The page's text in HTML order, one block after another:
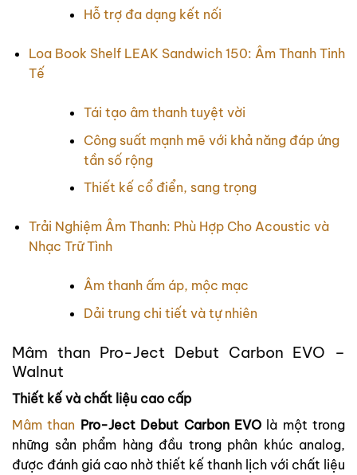
Hỗ trợ đa dạng kết nối
Loa Book Shelf LEAK Sandwich 150: Âm Thanh Tinh
Tế
Tái tạo âm thanh tuyệt vời
Công suất mạnh mẽ với khả năng đáp ứng
tần số rộng
Thiết kế cổ điển, sang trọng
Trải Nghiệm Âm Thanh: Phù Hợp Cho Acoustic và
Nhạc Trữ Tình
Âm thanh ấm áp, mộc mạc
Dải trung chi tiết và tự nhiên
Mâm than Pro-Ject Debut Carbon EVO –
Walnut
Thiết kế và chất liệu cao cấp
Mâm than Pro-Ject Debut Carbon EVOlà một trong
những sản phẩm hàng đầu trong phân khúc analog,
được đánh giá cao nhờ thiết kế thanh lịch với chất liệu